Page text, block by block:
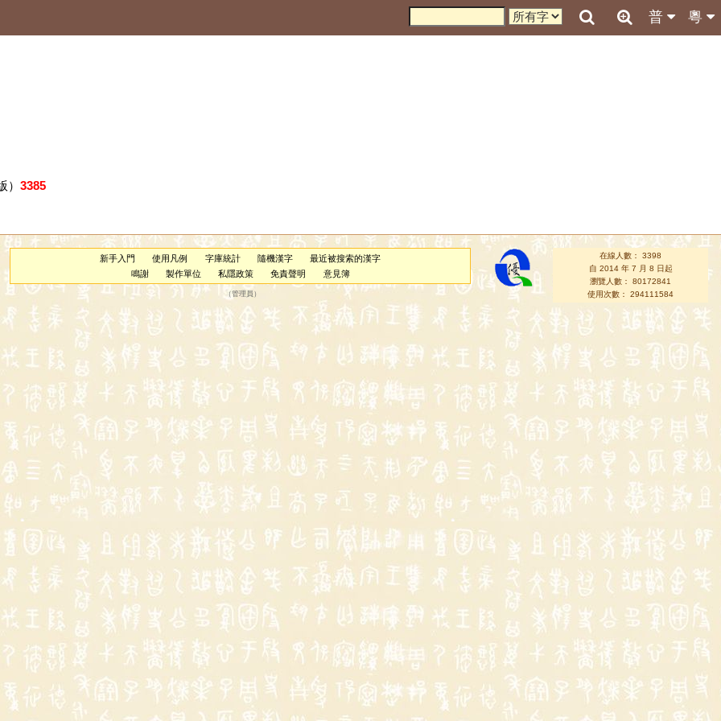
粵
普
） 3385
新手入門 使用凡例 字庫統計 隨機漢字
最近被搜索的漢字
鳴謝
製作單位 私隱政策 免責聲明 意見簿
（管理員 ）
在線人數： 3398
自 2014 年 7 月 8 日起
瀏覽人數： 80172841
使用次數： 294111584